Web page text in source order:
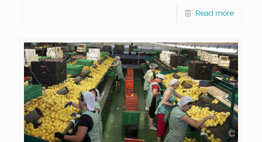
Read more